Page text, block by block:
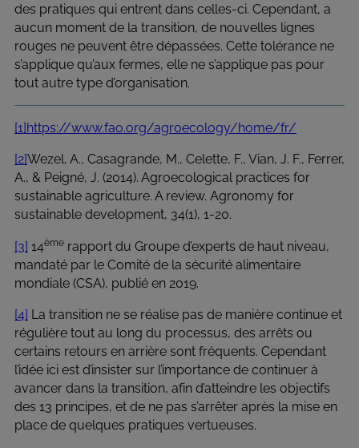
des pratiques qui entrent dans celles-ci. Cependant, a
aucun moment de la transition, de nouvelles lignes
rouges ne peuvent être dépassées. Cette tolérance ne
s’applique qu’aux fermes, elle ne s’applique pas pour
tout autre type d’organisation.
[1] https://www.fao.org/agroecology/home/fr/
[2]Wezel, A., Casagrande, M., Celette, F., Vian, J. F., Ferrer,
A., & Peigné, J. (2014). Agroecological practices for
sustainable agriculture. A review. Agronomy for
sustainable development, 34(1), 1-20.
[3] 14ème rapport du Groupe d’experts de haut niveau,
mandaté par le Comité de la sécurité alimentaire
mondiale (CSA), publié en 2019.
[4] La transition ne se réalise pas de manière continue et
régulière tout au long du processus, des arrêts ou
certains retours en arrière sont fréquents. Cependant
l’idée ici est d’insister sur l’importance de continuer à
avancer dans la transition, afin d’atteindre les objectifs
des 13 principes, et de ne pas s’arrêter après la mise en
place de quelques pratiques vertueuses.